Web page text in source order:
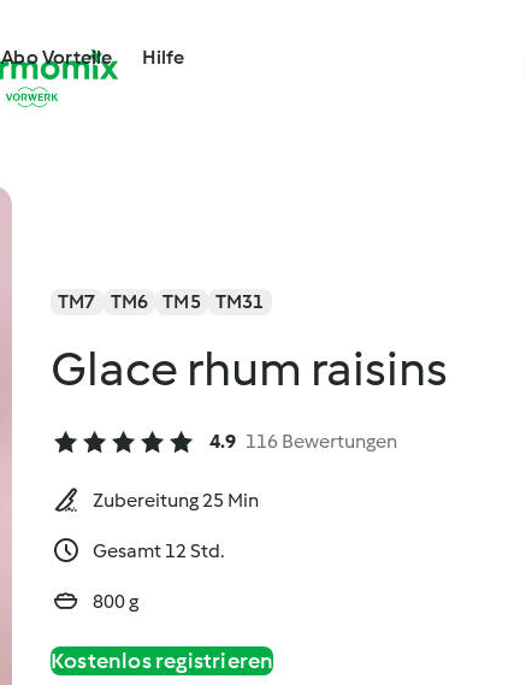
Abo Vorteile Hilfe
TM7 TM6 TM5 TM31
Glace rhum raisins
4.9 116 Bewertungen
Zubereitung 25 Min
Gesamt 12 Std.
800 g
Kostenlos registrieren